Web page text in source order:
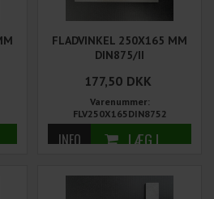
FLADVINKEL 250X165 MM
DIN875/II
177,50 DKK
Varenummer:
FLV250X165DIN8752